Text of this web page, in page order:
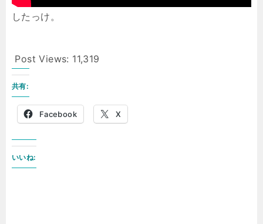
したっけ。
Post Views: 11,319
共有:
Facebook X
いいね: